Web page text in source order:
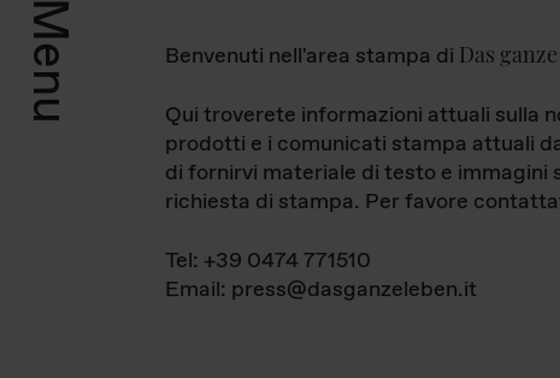
Menu Benvenuti nell'area stampa di Das
Qui troverete informazioni attuali sulla
prodotti e i comunicati stampa attuali
di fornirvi materiale di testo e immagini
richiesta di stampa. Per favore
Tel: +39 0474 771510
Email: press@dasganzeleben.it